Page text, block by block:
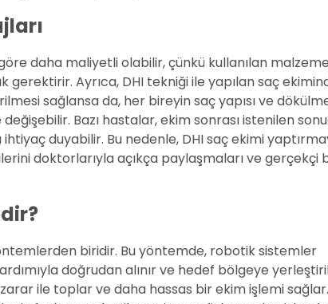
daha maliyetli olabilir, çünkü kullanılan
gerektirir. Ayrıca, DHI tekniği ile yapılan saç
sağlansa da, her bireyin saç yapısı ve
Bazı hastalar, ekim sonrası istenilen
duyabilir. Bu nedenle, DHI saç ekimi
doktorlarıyla açıkça paylaşmaları ve gerçekçi
biridir. Bu yöntemde, robotik sistemler
doğrudan alınır ve hedef bölgeye
ile toplar ve daha hassas bir ekim işlemi